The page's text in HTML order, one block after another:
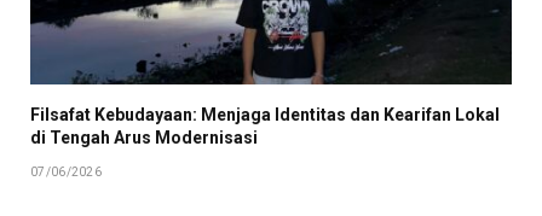
Filsafat Kebudayaan: Menjaga Identitas dan Kearifan Lokal
di Tengah Arus Modernisasi
07/06/2026